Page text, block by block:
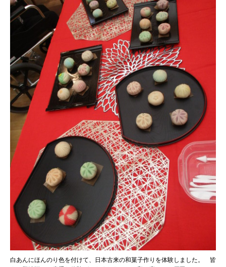
白あんにほんのり色を付けて、日本古来の和菓子作りを体験しました。 皆